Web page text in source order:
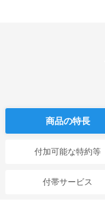
商品の特長
付加可能な特約等
付帯サービス